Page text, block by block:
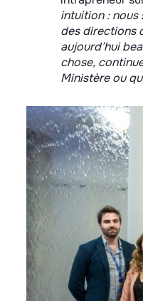
intuition : nous
des directions
aujourd’hui
chose,
Ministère ou